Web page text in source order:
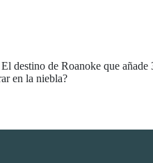
destino de Roanoke que
en la niebla?